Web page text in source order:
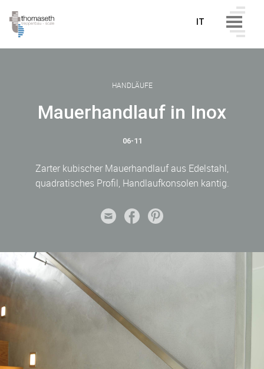
IT
HANDLÄUFE
Mauerhandlauf in Inox
06-11
Zarter kubischer Mauerhandlauf aus Edelstahl,
quadratisches Profil, Handlaufkonsolen kantig.